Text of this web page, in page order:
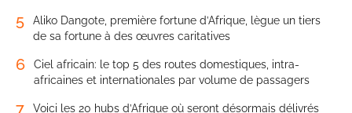
5
Aliko Dangote, première fortune d’Afrique, lègue un tiers
de sa fortune à des œuvres caritatives
6
Ciel africain: le top 5 des routes domestiques, intra-
africaines et internationales par volume de passagers
7
Voici les 20 hubs d’Afrique où seront désormais délivrés